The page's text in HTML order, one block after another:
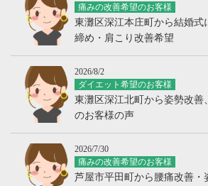
痛みの改善希望のお客様
東灘区深江本庄町から結婚式
締め・肩こり改善希望
2026/8/2
ダイエット希望のお客様
東灘区深江北町から姿勢改善
のお客様の声
2026/7/30
痛みの改善希望のお客様
芦屋市平田町から腰痛改善・